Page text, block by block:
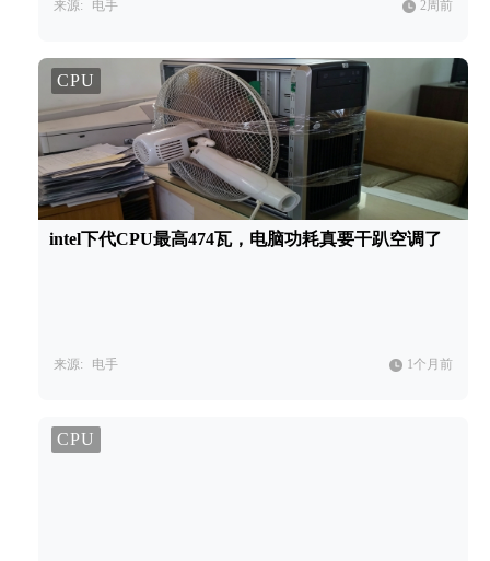
来源: 电手 2周前
CPU
intel下代CPU最高474瓦，电脑功耗真要干趴空调了
来源: 电手 1个月前
CPU